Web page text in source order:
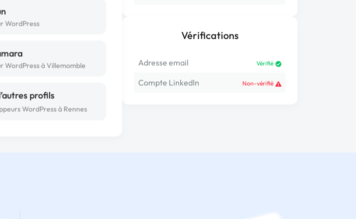
Vérifications
Adresse email Vérifié
Compte LinkedIn Non-vérifié
WordPress
WordPress à Villemomble
profils
WordPress à Rennes